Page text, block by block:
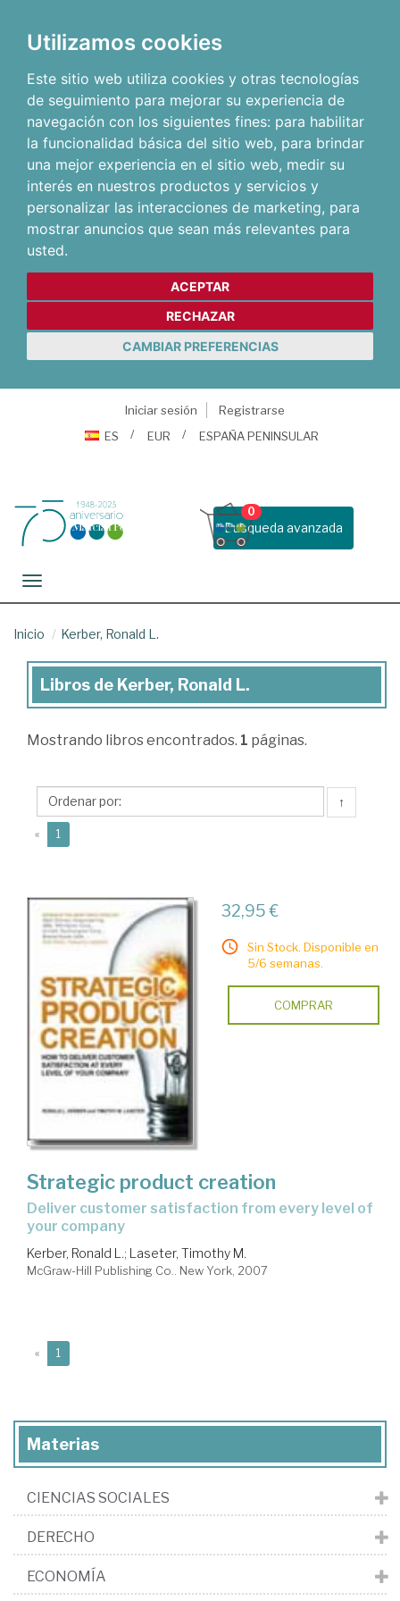
Utilizamos cookies
Este sitio web utiliza cookies y otras tecnologías
de seguimiento para mejorar su experiencia de
navegación con los siguientes fines: para habilitar
la funcionalidad básica del sitio web, para brindar
una mejor experiencia en el sitio web, medir su
interés en nuestros productos y servicios y
personalizar las interacciones de marketing, para
mostrar anuncios que sean más relevantes para
usted.
ACEPTAR
RECHAZAR
CAMBIAR PREFERENCIAS
Iniciar sesión
Registrarse
ES
EUR ESPAÑA PENINSULAR
Busqueda avanzada
0
Toggle navigation
Inicio Kerber, Ronald L.
Libros
Kerber,
Libros de Kerber, Ronald L.
Mostrando libros encontrados. 1 páginas.
↑
« 1
32,95 €
Sin Stock. Disponible en
5/6 semanas.
COMPRAR
Strategic product creation
deliver customer satisfaction from every level of
your company
Kerber, Ronald L.; Laseter, Timothy M.
McGraw-Hill Publishing Co.. New York, 2007
« 1
Materias
CIENCIAS SOCIALES
DERECHO
ECONOMÍA